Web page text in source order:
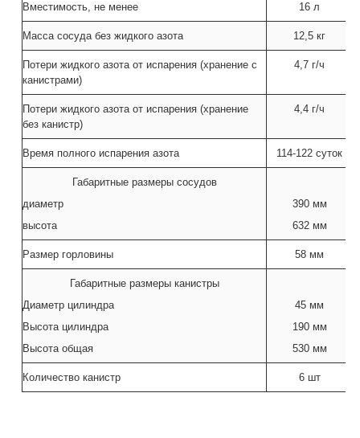
Вместимость, не менее 16 л
Масса сосуда без жидкого азота 12,5 кг
Потери жидкого азота от испарения (хранение с
канистрами)
4,7 г/ч
Потери жидкого азота от испарения (хранение
без канистр)
4,4 г/ч
Время полного испарения азота 114-122 суток
Габаритные размеры сосудов
диаметр
высота
390 мм
632 мм
Размер горловины 58 мм
Габаритные размеры канистры
Диаметр цилиндра
Высота цилиндра
Высота общая
45 мм
190 мм
530 мм
Количество канистр 6 шт